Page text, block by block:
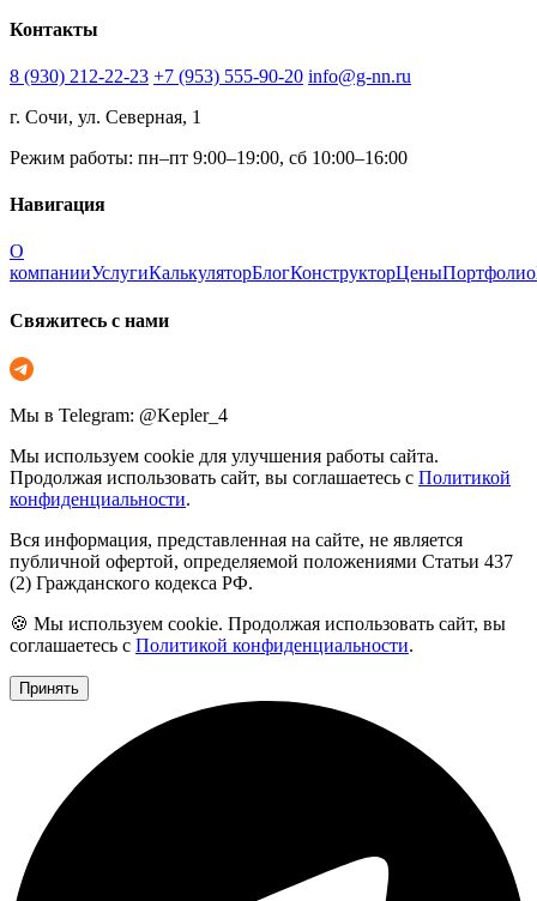
Контакты
8 (930) 212-22-23 +7 (953) 555-90-20 info@g-nn.ru
г. Сочи, ул. Северная, 1
Режим работы: пн–пт 9:00–19:00, сб 10:00–16:00
Навигация
О
компанииУслугиКалькуляторБлогКонструкторЦеныПортфолио
Свяжитесь с нами
Мы в Telegram: @Kepler_4
Мы используем cookie для улучшения работы сайта.
Продолжая использовать сайт, вы соглашаетесь с Политикой
конфиденциальности.
Вся информация, представленная на сайте, не является
публичной офертой, определяемой положениями Статьи 437
(2) Гражданского кодекса РФ.
🍪 Мы используем cookie. Продолжая использовать сайт, вы
соглашаетесь с Политикой конфиденциальности.
Принять